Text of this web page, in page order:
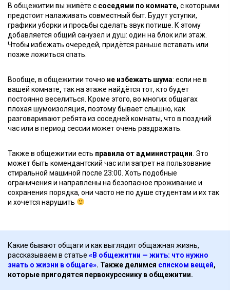
В общежитии вы живёте с соседями по комнате, с которыми
предстоит налаживать совместный быт. Будут уступки,
графики уборки и просьбы сделать звук потише. К этому
добавляется общий санузел и душ: один на блок или этаж.
Чтобы избежать очередей, придётся раньше вставать или
позже ложиться спать.
Вообще, в общежитии точно не избежать шума: если не в
вашей комнате, так на этаже найдётся тот, кто будет
постоянно веселиться. Кроме этого, во многих общагах
плохая шумоизоляция, поэтому бывает слышно, как
разговаривают ребята из соседней комнаты, что в поздний
час или в период сессии может очень раздражать.
Также в общежитии есть правила от администрации . Это
может быть комендантский час или запрет на пользование
стиральной машиной после 23:00. Хоть подобные
ограничения и направлены на безопасное проживание и
сохранения порядка, они часто не по душе студентам и их так
и хочется нарушить
Какие бывают общаги и как выглядит общажная жизнь,
рассказываем в статье «В общежитии — жить: что нужно
знать о жизни в общаге». Также делимся списком вещей,
которые пригодятся первокурсснику в общежитии.